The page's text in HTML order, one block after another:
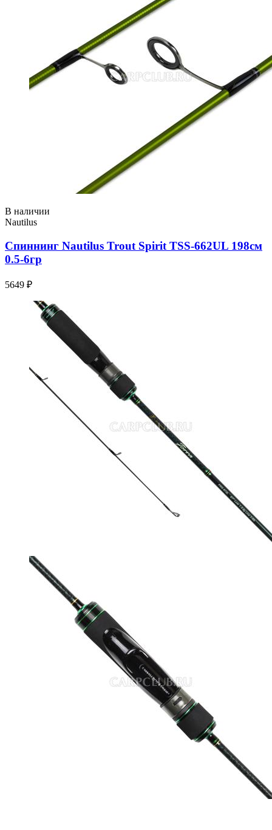
В наличии
Nautilus
Спиннинг Nautilus Trout Spirit TSS-662UL 198см
0.5-6гр
5649 ₽